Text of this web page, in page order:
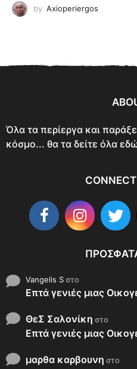
by Axioperiergos
Όλα τα περίεργα και
κόσμο... θα τα δείτε όλα
Vangelis Sστο
Επτά γενιές μιας
ΘεΣ Σαλονίκη στο
Επτά γενιές μιας
μαρθα καρβουνη στο